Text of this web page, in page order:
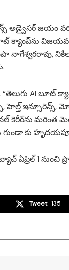
అడ్వైసర్ జయం
క్యాంప్‌ను
నాగేశ్వరరావు,
AI బూట్
హెల్త్ ఇన్సూరెన్స్,
కెరీర్‌ను మరింత
గుండా కు
ఏప్రిల్ 1 నుంచి
Tweet 135